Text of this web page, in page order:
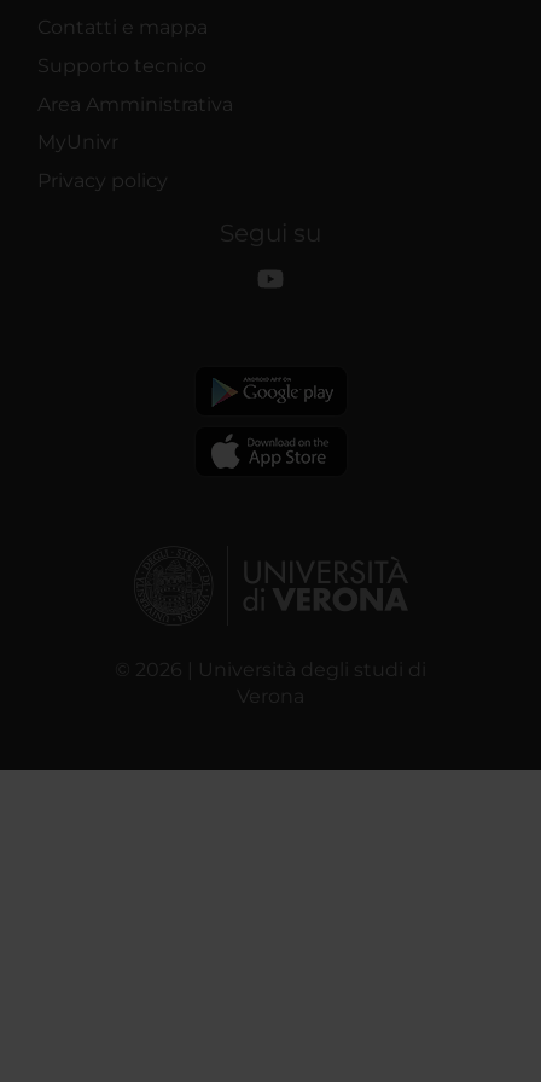
Contatti e mappa
Supporto tecnico
Area Amministrativa
MyUnivr
Privacy policy
Segui su
© 2026 | Università degli studi di
Verona